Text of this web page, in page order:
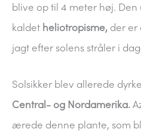
blive op til 4 meter høj.
kaldet heliotropisme, der er
jagt efter solens stråler i
Solsikker blev allerede
Central- og Nordamerika.
ærede denne plante, som